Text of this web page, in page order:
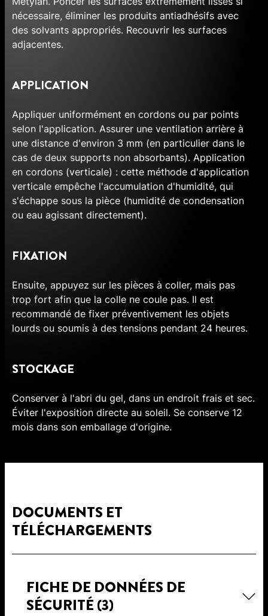
nécessaire, éliminer les produits antiadhésifs avec
des solvants appropriés. Recouvrir les surfaces
adjacentes.
APPLICATION
Appliquer uniformément en cordons ou par points
selon l'application. Assurer une ventilation arrière à
une distance d'environ 3 mm (en particulier dans le
cas de deux supports non absorbants). Application
en cordons (verticale) : cette méthode d'application
verticale empêche l'accumulation d'humidité, qui
s'échappe sous la pièce (humidité de condensation
ou eau agissant directement).
FIXATION
Ensuite, appuyez sur les pièces à coller, mais pas
trop fort afin que la colle ne coule pas. Il est
recommandé de fixer préventivement les objets
lourds ou soumis à des tensions pendant 24 heures.
STOCKAGE
Conserver à l'abri du gel, dans un endroit frais et sec.
Éviter l'exposition directe au soleil. Se conserve 12
mois dans son emballage d'origine.
DOCUMENTS ET
TÉLÉCHARGEMENTS
FICHE DE DONNÉES DE
SÉCURITÉ (3)